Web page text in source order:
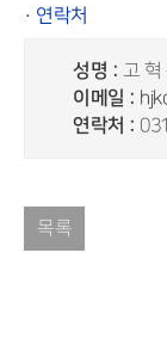
· 연락처
성명 : 고 혁
이메일 :
연락처 :
목록